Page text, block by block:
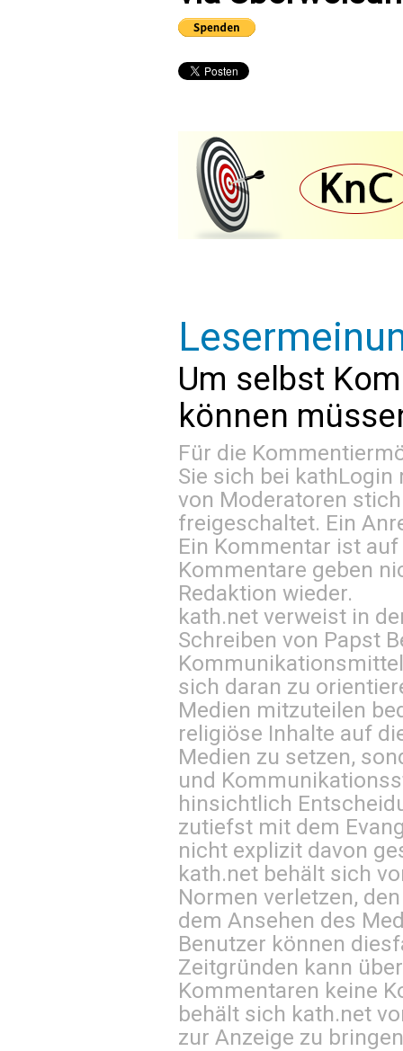
Um selbst
können
Für die
Sie sich bei kathLogin
von Moderatoren
freigeschaltet. Ein
Ein Kommentar ist
Kommentare geben
Redaktion wieder.
kath.net verweist in
Schreiben von Papst
sich daran zu
Medien mitzuteilen
religiöse Inhalte auf
Medien zu setzen,
und
hinsichtlich
zutiefst mit dem
nicht explizit davon
kath.net behält sich
Normen verletzen,
dem Ansehen des
Benutzer können
Zeitgründen kann
Kommentaren keine
behält sich kath.net
zur Anzeige zu